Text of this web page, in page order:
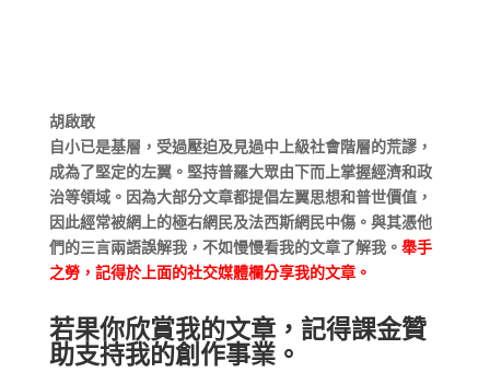
胡啟敢
自小已是基層，受過壓迫及見過中上級社會階層的荒謬，
成為了堅定的左翼。堅持普羅大眾由下而上掌握經濟和政
治等領域。因為大部分文章都提倡左翼思想和普世價值，
因此經常被網上的極右網民及法西斯網民中傷。與其憑他
們的三言兩語誤解我，不如慢慢看我的文章了解我。 舉手
之勞，記得於上面的社交媒體欄分享我的文章。
若果你欣賞我的文章，記得課金贊
助支持我的創作事業。